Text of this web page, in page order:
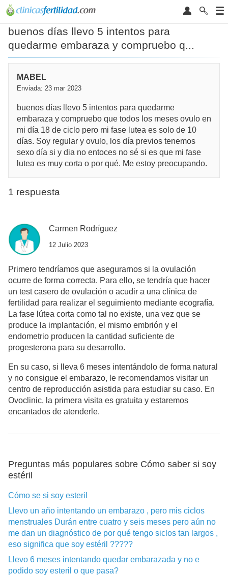
buenos días llevo 5 intentos para
quedarme embaraza y compruebo q...
MABEL
Enviada: 23 mar 2023
buenos días llevo 5 intentos para quedarme
embaraza y compruebo que todos los meses ovulo en
mi día 18 de ciclo pero mi fase lutea es solo de 10
días. Soy regular y ovulo, los día previos tenemos
sexo día si y dia no entoces no sé si es que mi fase
lutea es muy corta o por qué. Me estoy preocupando.
1 respuesta
Carmen Rodríguez
12 Julio 2023
Primero tendríamos que asegurarnos si la ovulación
ocurre de forma correcta. Para ello, se tendría que hacer
un test casero de ovulación o acudir a una clínica de
fertilidad para realizar el seguimiento mediante ecografía.
La fase lútea corta como tal no existe, una vez que se
produce la implantación, el mismo embrión y el
endometrio producen la cantidad suficiente de
progesterona para su desarrollo.
En su caso, si lleva 6 meses intentándolo de forma natural
y no consigue el embarazo, le recomendamos visitar un
centro de reproducción asistida para estudiar su caso. En
Ovoclinic, la primera visita es gratuita y estaremos
encantados de atenderle.
Preguntas más populares sobre Cómo saber si soy
estéril
Cómo se si soy esteril
Llevo un año intentando un embarazo , pero mis ciclos
menstruales Durán entre cuatro y seis meses pero aún no
me dan un diagnóstico de por qué tengo siclos tan largos ,
eso significa que soy estéril ?????
Llevo 6 meses intentando quedar embarazada y no e
podido soy esteril o que pasa?